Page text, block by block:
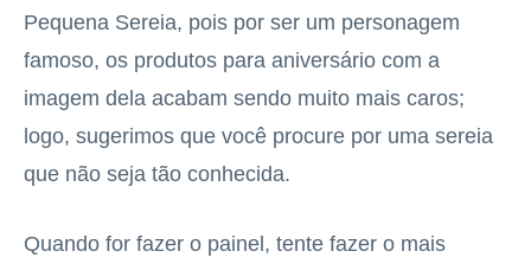
Pequena Sereia, pois por ser um personagem
famoso, os produtos para aniversário com a
imagem dela acabam sendo muito mais caros;
logo, sugerimos que você procure por uma sereia
que não seja tão conhecida.
Quando for fazer o painel, tente fazer o mais